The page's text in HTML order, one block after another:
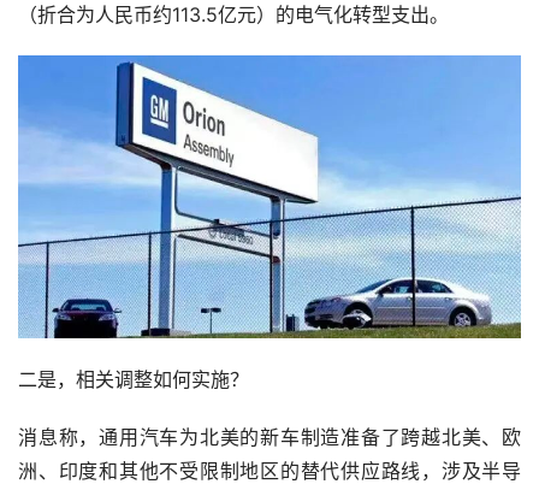
（折合为人民币约113.5亿元）的电气化转型支出。
二是，相关调整如何实施？
消息称，通用汽车为北美的新车制造准备了跨越北美、欧
洲、印度和其他不受限制地区的替代供应路线，涉及半导